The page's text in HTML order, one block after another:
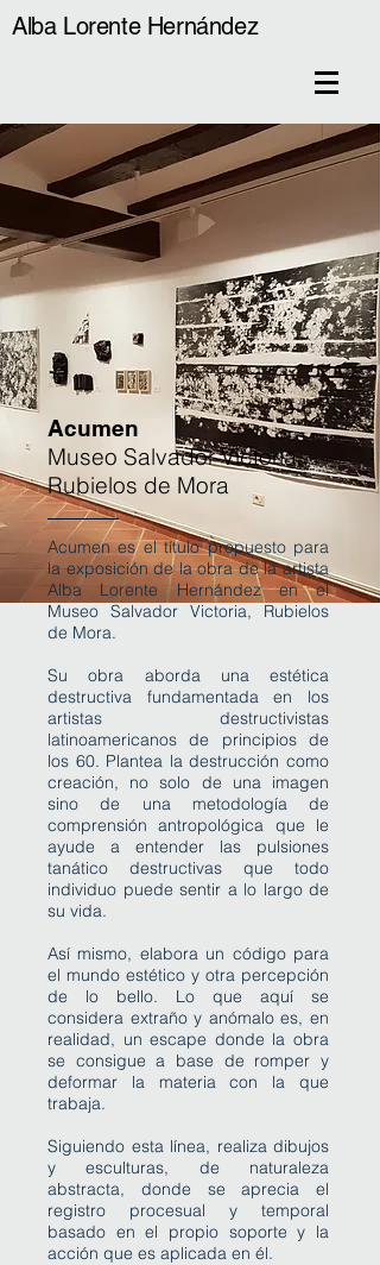
Alba Lorente Hernández
Acumen
Museo Salvador Victoria,
Rubielos de Mora
Acumen es el título propuesto para
la exposición de la obra de la artista
Alba Lorente Hernández en el
Museo Salvador Victoria, Rubielos
de Mora.
Su obra aborda una estética
destructiva fundamentada en los
artistas destructivistas
latinoamericanos de principios de
los 60. Plantea la destrucción como
creación, no solo de una imagen
sino de una metodología de
comprensión antropológica que le
ayude a entender las pulsiones
tanático destructivas que todo
individuo puede sentir a lo largo de
su vida.
Así mismo, elabora un código para
el mundo estético y otra percepción
de lo bello. Lo que aquí se
considera extraño y anómalo es, en
realidad, un escape donde la obra
se consigue a base de romper y
deformar la materia con la que
trabaja.
Siguiendo esta línea, realiza dibujos
y esculturas, de naturaleza
abstracta, donde se aprecia el
registro procesual y temporal
basado en el propio soporte y la
acción que es aplicada en él.